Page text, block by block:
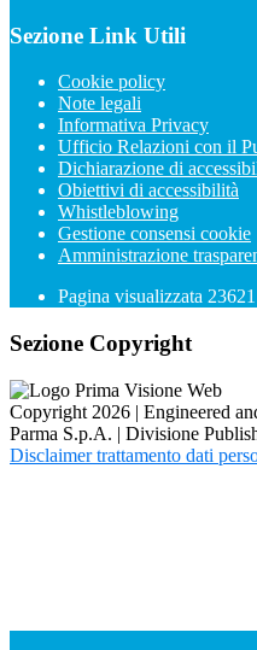
Sezione Link Utili
Cookie policy
Note legali
Informativa Privacy
Ufficio Relazioni con il
Dichiarazione di
Obiettivi di accessibilità
Whistleblowing
Gestione consensi cookie
Amministrazione
Pagina visualizzata 23621
Sezione Copyright
Copyright 2026 | Engineered
Parma S.p.A. | Divisione
Disclaimer trattamento dati